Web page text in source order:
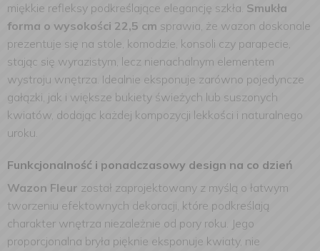
miękkie refleksy podkreślające elegancję szkła. Smukła
forma o wysokości 22,5 cm sprawia, że wazon doskonale
prezentuje się na stole, komodzie, konsoli czy parapecie,
stając się wyrazistym, lecz nienachalnym elementem
wystroju wnętrza. Idealnie eksponuje zarówno pojedyncze
gałązki, jak i większe bukiety świeżych lub suszonych
kwiatów, dodając każdej kompozycji lekkości i naturalnego
uroku.
Funkcjonalność i ponadczasowy design na co dzień
Wazon Fleur został zaprojektowany z myślą o łatwym
tworzeniu efektownych dekoracji, które podkreślają
charakter wnętrza niezależnie od pory roku. Jego
proporcjonalna bryła pięknie eksponuje kwiaty, nie